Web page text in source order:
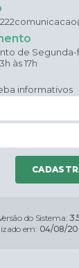
de Segunda-
às 17h
informativos
do Sistema:
em: 04/08/